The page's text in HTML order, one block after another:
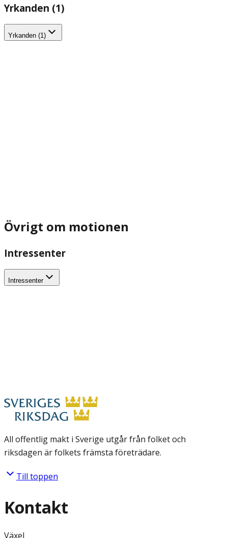
Yrkanden (1)
Yrkanden (1)
Övrigt om motionen
Intressenter
Intressenter
All offentlig makt i Sverige utgår från folket och
riksdagen är folkets främsta företrädare.
Till toppen
Kontakt
Växel